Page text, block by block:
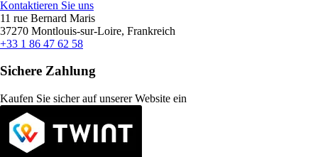
Kontaktieren Sie uns
11 rue Bernard Maris
37270 Montlouis-sur-Loire, Frankreich
+33 1 86 47 62 58
Sichere Zahlung
Kaufen Sie sicher auf unserer Website ein